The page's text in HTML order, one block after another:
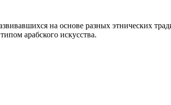
на основе разных этнических
арабского искусства.